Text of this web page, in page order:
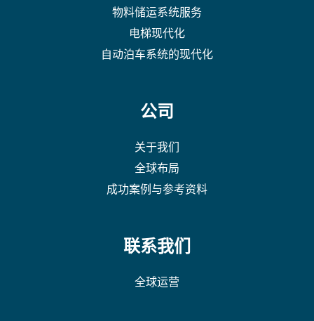
物料储运系统服务
电梯现代化
自动泊车系统的现代化
公司
关于我们
全球布局
成功案例与参考资料
联系我们
全球运营